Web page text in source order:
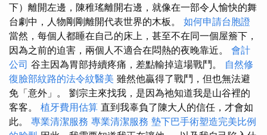
下）離開左邊，陳稚瑤離開右邊，就像在一部令人愉快的舞
台劇中，人物剛剛離開代表世界的木板。 如何申請台胞證
當然，每個人都睡在自己的床上，甚至不在同一個屋簷下，
因為之前的迫害，兩個人不適合在悶熱的夜晚靠近。 會計
公司 谷主因為胃部持續疼痛，差點輸掉這場戰鬥。 自然修
復臉部紋路的法令紋醫美 雖然他贏得了戰鬥，但也無法避
免「意外」。 劉宗主來找我，是因為祂知道我是山谷裡的
客客。 植牙費用估算 直到我辜負了陳大人的信任，才會如
此。 專業清潔服務 專業清潔服務 墊下巴手術塑造完美比例